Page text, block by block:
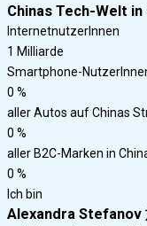
Chinas Tech-Welt in
InternetnutzerInnen
1 Milliarde
Smartphone-
0 %
aller Autos auf Chinas
0 %
aller B2C-Marken in
0 %
Ich bin
Alexandra Stefanov